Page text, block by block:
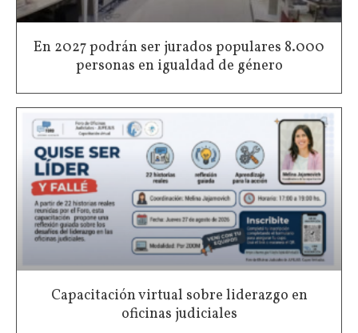
En 2027 podrán ser jurados populares 8.000
personas en igualdad de género
Capacitación virtual sobre liderazgo en
oficinas judiciales